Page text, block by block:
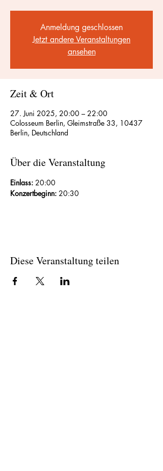
Anmeldung geschlossen
Jetzt andere Veranstaltungen
ansehen
Zeit & Ort
27. Juni 2025, 20:00 – 22:00
Colosseum Berlin, Gleimstraße 33, 10437
Berlin, Deutschland
Über die Veranstaltung
Einlass: 20:00
Konzertbeginn: 20:30
Diese Veranstaltung teilen